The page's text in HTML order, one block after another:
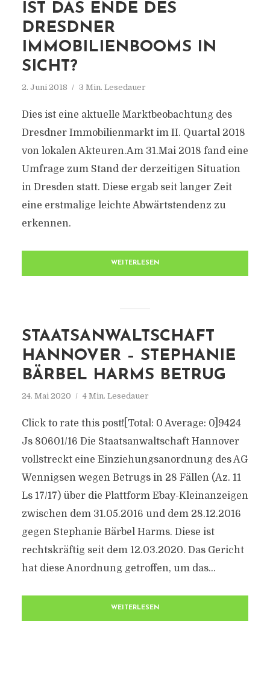
IST DAS ENDE DES
DRESDNER
IMMOBILIENBOOMS IN
SICHT?
2. Juni 2018 3 Min. Lesedauer
Dies ist eine aktuelle Marktbeobachtung des
Dresdner Immobilienmarkt im II. Quartal 2018
von lokalen Akteuren.Am 31.Mai 2018 fand eine
Umfrage zum Stand der derzeitigen Situation
in Dresden statt. Diese ergab seit langer Zeit
eine erstmalige leichte Abwärtstendenz zu
erkennen.
WEITERLESEN
STAATSANWALTSCHAFT
HANNOVER – STEPHANIE
BÄRBEL HARMS BETRUG
24. Mai 2020 4 Min. Lesedauer
Click to rate this post![Total: 0 Average: 0]9424
Js 80601/16 Die Staatsanwaltschaft Hannover
vollstreckt eine Einziehungsanordnung des AG
Wennigsen wegen Betrugs in 28 Fällen (Az. 11
Ls 17/17) über die Plattform Ebay-Kleinanzeigen
zwischen dem 31.05.2016 und dem 28.12.2016
gegen Stephanie Bärbel Harms. Diese ist
rechtskräftig seit dem 12.03.2020. Das Gericht
hat diese Anordnung getroffen, um das...
WEITERLESEN